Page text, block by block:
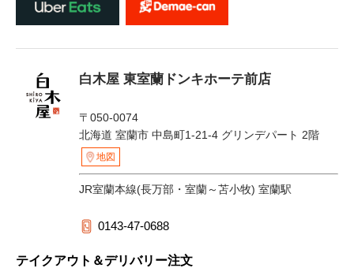
白木屋 東室蘭ドンキホーテ前店
〒050-0074
北海道 室蘭市 中島町1-21-4 グリンデパート 2階
地図
JR室蘭本線(長万部・室蘭～苫小牧) 室蘭駅
0143-47-0688
テイクアウト＆デリバリー注文